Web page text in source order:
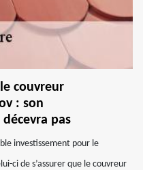
couvreur
: son
pas
investissement pour le
ci de s’assurer que le couvreur